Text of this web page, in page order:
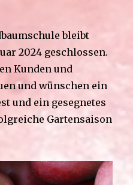
bleibt
2024 geschlossen.
Kunden und
und wünschen ein
und ein gesegnetes
Gartensaison